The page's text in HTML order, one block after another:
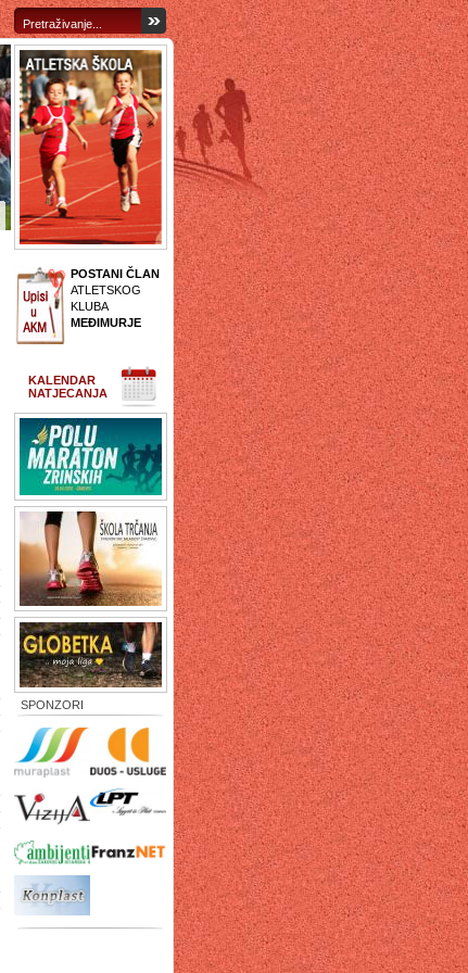
POSTANI ČLAN
ATLETSKOG
KLUBA
MEĐIMURJE
KALENDAR
NATJECANJA
SPONZORI